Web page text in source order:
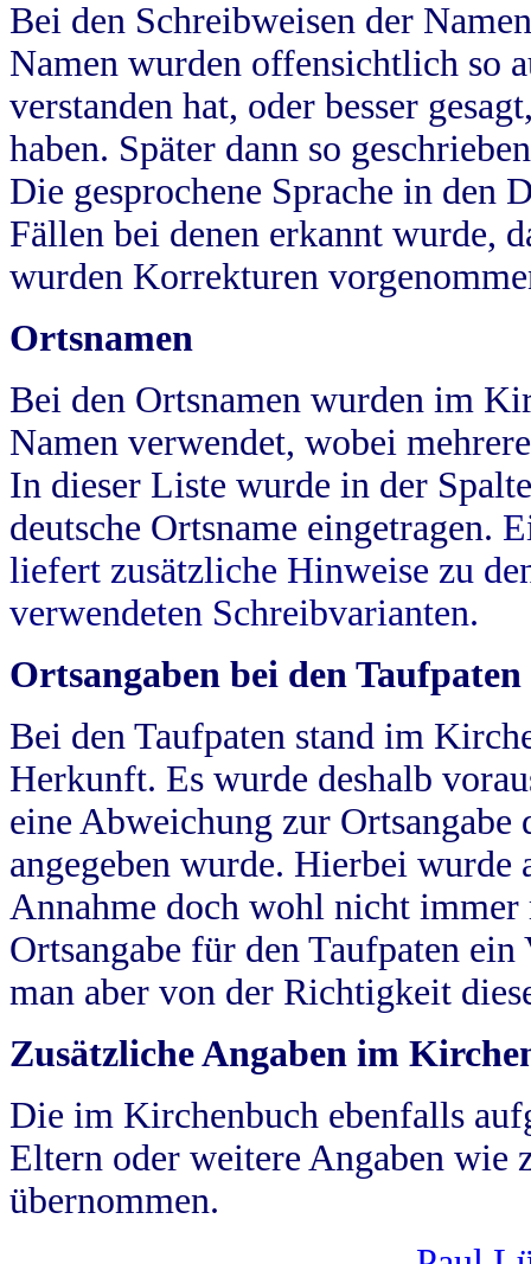
Bei den Schreibweisen der
Namen wurden offensichtlich so
verstanden hat, oder besser
haben. Später dann so
Die gesprochene Sprache in
Fällen bei denen erkannt wurde,
wurden Korrekturen
Ortsnamen
Bei den Ortsnamen wurden im
Namen verwendet, wobei
In dieser Liste wurde in der
deutsche Ortsname eingetragen.
liefert zusätzliche Hinweise zu
verwendeten Schreibvarianten.
Ortsangaben bei den Taufpaten
Bei den Taufpaten stand im
Herkunft. Es wurde deshalb
eine Abweichung zur
angegeben wurde. Hierbei wurde
Annahme doch wohl nicht
Ortsangabe für den Taufpaten
man aber von der Richtigkeit
Zusätzliche Angaben im
Die im Kirchenbuch ebenfalls
Eltern oder weitere Angaben wie
übernommen.